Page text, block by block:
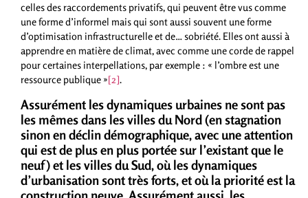
celles des raccordements privatifs, qui peuvent être vus comme
une forme d’informel mais qui sont aussi souvent une forme
d’optimisation infrastructurelle et de… sobriété. Elles ont aussi à
apprendre en matière de climat, avec comme une corde de rappel
pour certaines interpellations, par exemple : « l’ombre est une
ressource publique »[2].
Assurément les dynamiques urbaines ne sont pas
les mêmes dans les villes du Nord (en stagnation
sinon en déclin démographique, avec une attention
qui est de plus en plus portée sur l’existant que le
neuf) et les villes du Sud, où les dynamiques
d’urbanisation sont très forts, et où la priorité est la